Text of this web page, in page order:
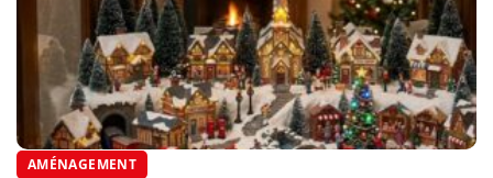
AMÉNAGEMENT